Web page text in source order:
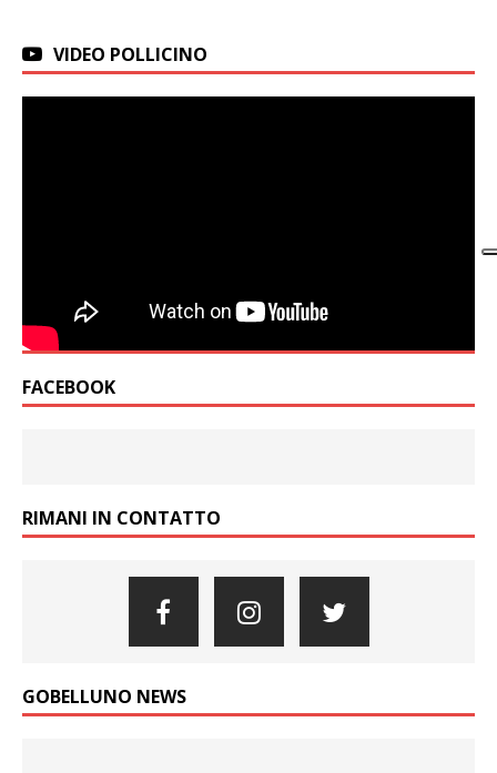
VIDEO POLLICINO
FACEBOOK
RIMANI IN CONTATTO
GOBELLUNO NEWS